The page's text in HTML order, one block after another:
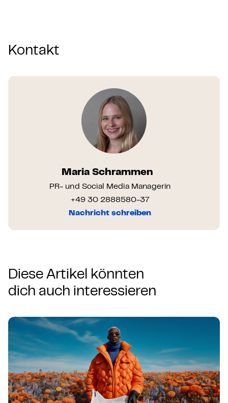
Kontakt
Maria Schrammen
PR- und Social Media Managerin
+49 30 2888580-37
Nachricht schreiben
Diese Artikel könnten
dich auch interessieren